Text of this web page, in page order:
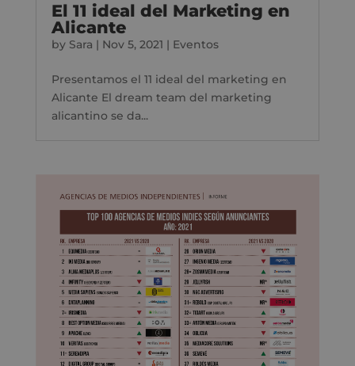
El 11 ideal del Marketing en
Alicante
by Sara | Nov 5, 2021 | Eventos
Presentamos el 11 ideal del marketing en
Alicante El dream team del marketing
alicantino se da...